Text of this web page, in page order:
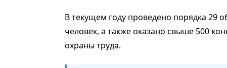
В текущем году проведено порядка 29
человек, а также оказано свыше 500
охраны труда.